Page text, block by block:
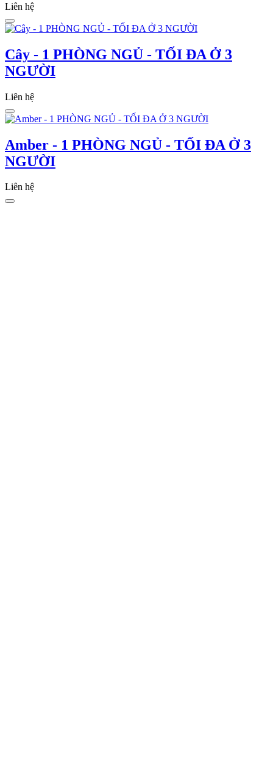
Liên hệ
Cây - 1 PHÒNG NGỦ - TỐI ĐA Ở 3
NGƯỜI
Liên hệ
Amber - 1 PHÒNG NGỦ - TỐI ĐA Ở 3
NGƯỜI
Liên hệ